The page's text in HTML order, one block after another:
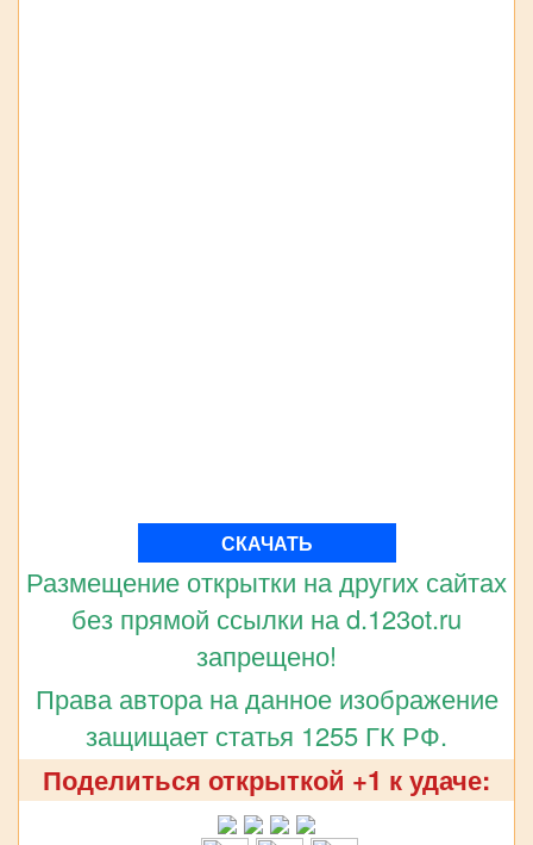
СКАЧАТЬ
Размещение открытки на других сайтах
без прямой ссылки на d.123ot.ru
запрещено!
Права автора на данное изображение
защищает статья 1255 ГК РФ.
Поделиться открыткой +1 к удаче: